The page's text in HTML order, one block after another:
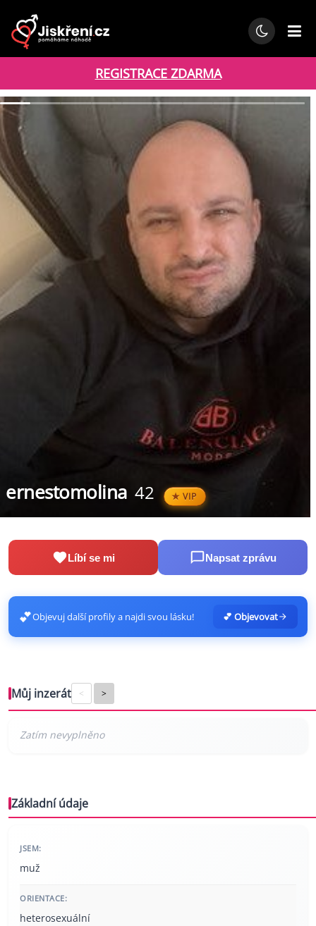
REGISTRACE ZDARMA
ernestomolina 42 VIP
Líbí se mi Napsat zprávu
💕Objevuj další profily a najdi svou lásku! 💕 Objevovat
Můj inzerát < >
Základní údaje
JSEM:
muž
ORIENTACE:
heterosexuální